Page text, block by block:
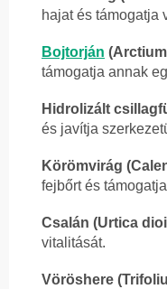
hajat és támogatja
Bojtorján
támogatja annak
Hidrolizált
és javítja
Körömvirág
fejbőrt és
Csalán (Urtica
vitalitását.
Vöröshere